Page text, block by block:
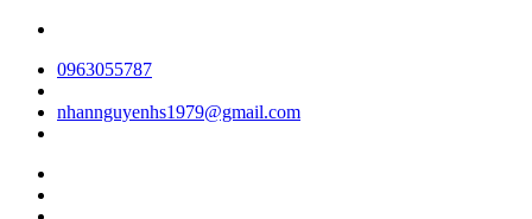
0963055787
nhannguyenhs1979@gmail.com